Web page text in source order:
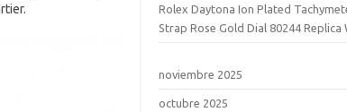
Rolex Daytona Ion Plated
Strap Rose Gold Dial 80244 Replica
noviembre 2025
octubre 2025